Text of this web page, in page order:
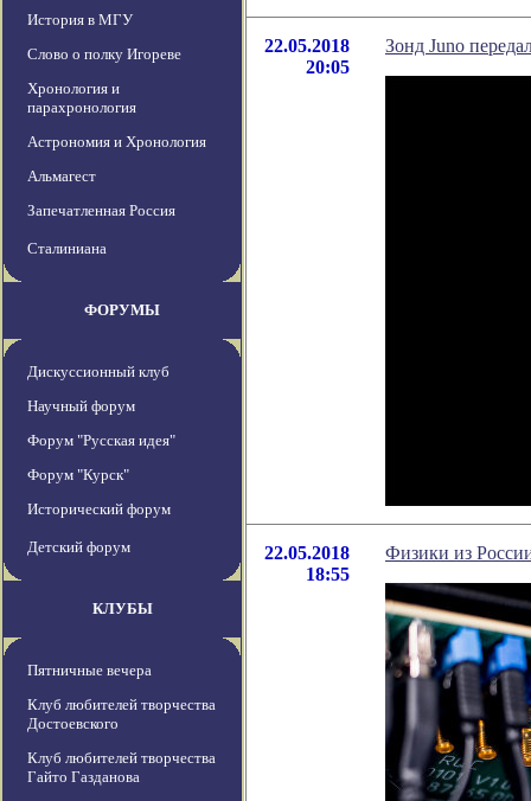
История в МГУ
Слово о полку Игореве
Хронология и
парахронология
Астрономия и Хронология
Альмагест
Запечатленная Россия
Сталиниана
ФОРУМЫ
Дискуссионный клуб
Научный форум
Форум "Русская идея"
Форум "Курск"
Исторический форум
Детский форум
КЛУБЫ
Пятничные вечера
Клуб любителей творчества
Достоевского
Клуб любителей творчества
Гайто Газданова
22.05.2018
20:05
Зонд Juno
22.05.2018
18:55
Физики из